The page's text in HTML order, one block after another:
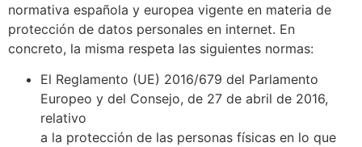
normativa española y europea vigente en materia de
protección de datos personales en internet. En
concreto, la misma respeta las siguientes normas:
El Reglamento (UE) 2016/679 del Parlamento
Europeo y del Consejo, de 27 de abril de 2016,
relativo
a la protección de las personas físicas en lo que